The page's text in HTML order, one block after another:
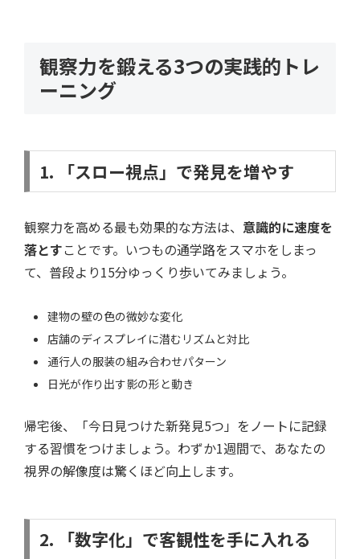
観察力を鍛える3つの実践的トレ
ーニング
1. 「スロー視点」で発見を増やす
観察力を高める最も効果的な方法は、 意識的に速度を
落とすことです。いつもの通学路をスマホをしまっ
て、普段より15分ゆっくり歩いてみましょう。
建物の壁の色の微妙な変化
店舗のディスプレイに潜むリズムと対比
通行人の服装の組み合わせパターン
日光が作り出す影の形と動き
帰宅後、「今日見つけた新発見5つ」をノートに記録
する習慣をつけましょう。わずか1週間で、あなたの
視界の解像度は驚くほど向上します。
2. 「数字化」で客観性を手に入れる